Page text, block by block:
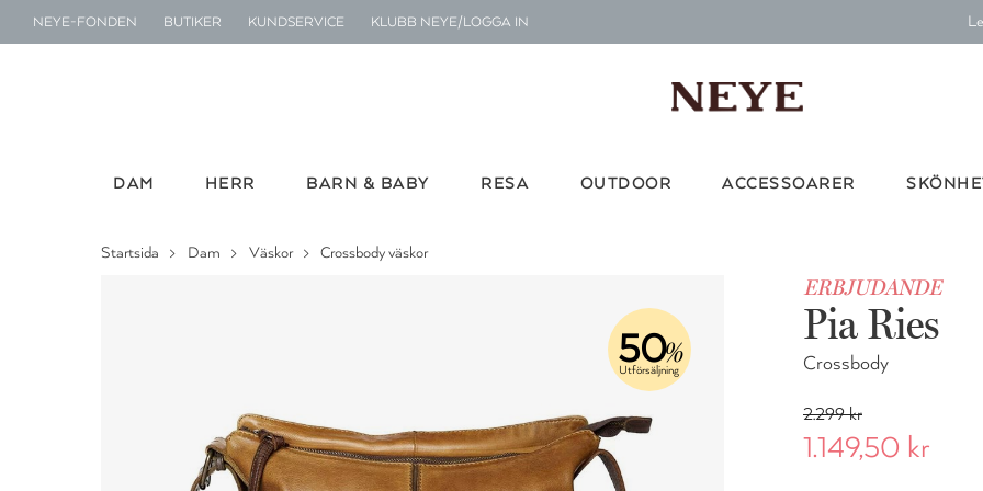
NEYE-FONDEN BUTIKER KUNDSERVICE KLUBB NEYE/LOGGA IN
DAM HERR BARN & BABY RESA OUTDOOR ACCESSOARER
Startsida Dam Väskor Crossbody väskor
50%
Utförsäljning
ERBJUDANDE
Pia Ries
Crossbody
2.299 kr
1.149,50 kr